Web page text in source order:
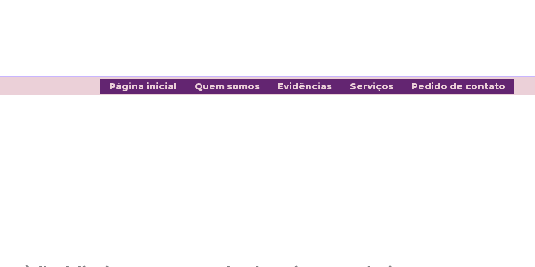
Página inicial Quem somos Evidências Serviços
Pedido de contato